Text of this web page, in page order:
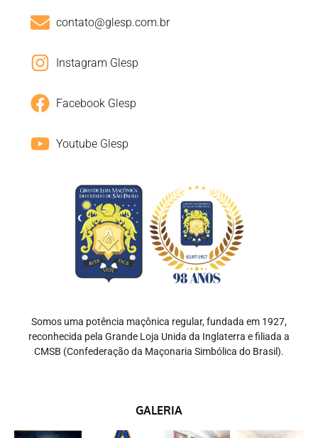
contato@glesp.com.br
Instagram Glesp
Facebook Glesp
Youtube Glesp
Somos uma potência maçônica regular, fundada em 1927,
reconhecida pela Grande Loja Unida da Inglaterra e filiada a
CMSB (Confederação da Maçonaria Simbólica do Brasil).
GALERIA